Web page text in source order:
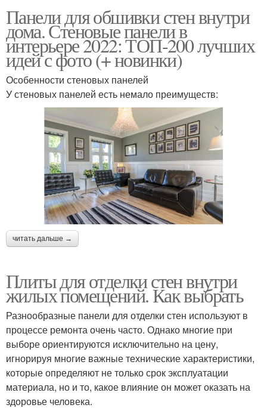
Панели для обшивки стен внутри
дома. Стеновые панели в
интерьере 2022: ТОП-200 лучших
идей с фото (+ новинки)
Особенности стеновых панелей
У стеновых панелей есть немало преимуществ:
читать дальше →
Плиты для отделки стен внутри
жилых помещений. Как выбрать
Разнообразные панели для отделки стен используют в
процессе ремонта очень часто. Однако многие при
выборе ориентируются исключительно на цену,
игнорируя многие важные технические характеристики,
которые определяют не только срок эксплуатации
материала, но и то, какое влияние он может оказать на
здоровье человека.